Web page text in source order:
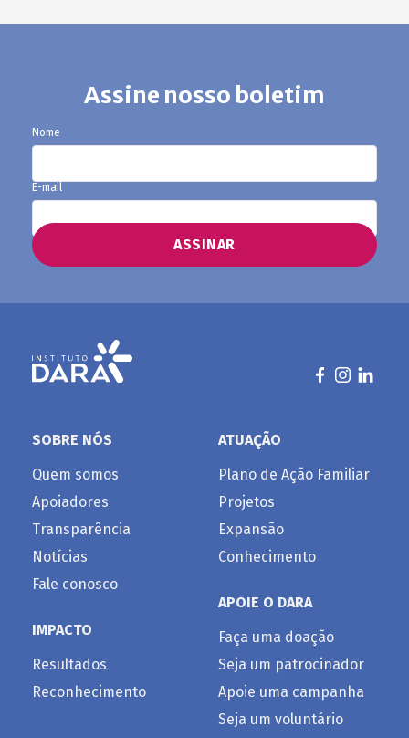
Assine nosso boletim
Nome
E-mail
SOBRE NÓS
Quem somos
Apoiadores
Transparência
Notícias
Fale conosco
IMPACTO
Resultados
Reconhecimento
ATUAÇÃO
Plano de Ação Familiar
Projetos
Expansão
Conhecimento
APOIE O DARA
Faça uma doação
Seja um patrocinador
Apoie uma campanha
Seja um voluntário